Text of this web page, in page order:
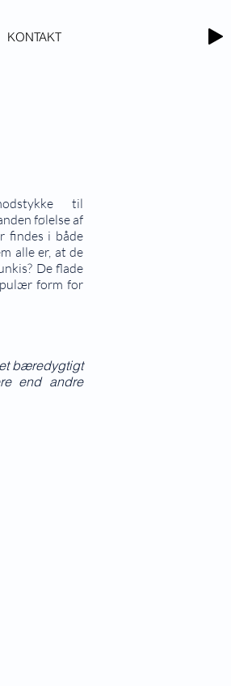
KONTAKT
til
følelse af
findes i både
alle er, at de
De flade
form for
bæredygtigt
end andre